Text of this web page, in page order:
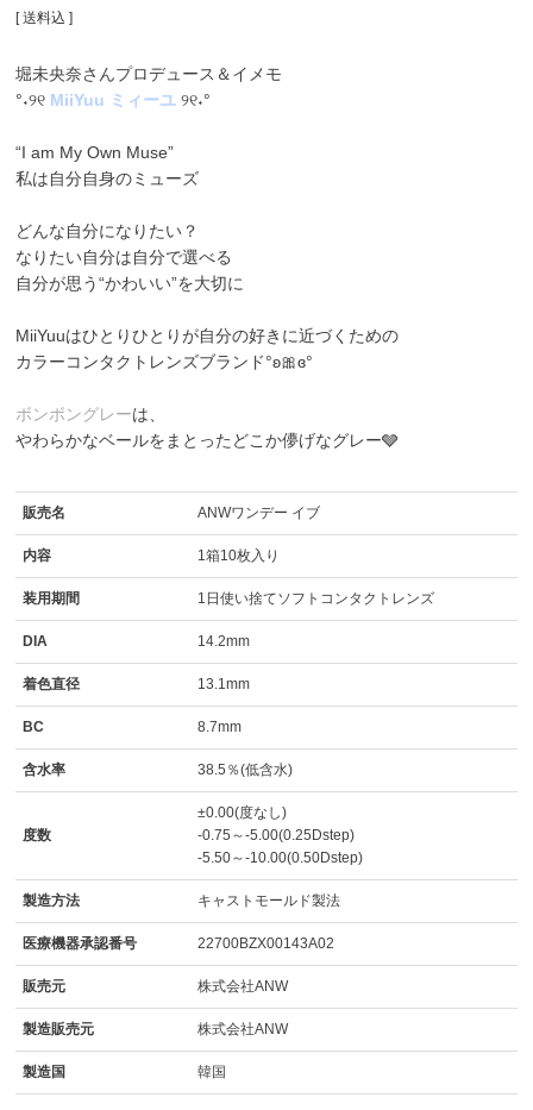
送料込
堀未央奈さんプロデュース＆イメモ
°˖୨୧ MiiYuu ミィーユ ୨୧˖°
“I am My Own Muse”
私は自分自身のミューズ
どんな自分になりたい？
なりたい自分は自分で選べる
自分が思う“かわいい”を大切に
MiiYuuはひとりひとりが自分の好きに近づくための
カラーコンタクトレンズブランド°ʚ🎀ɞ°
ボンボングレーは、
やわらかなベールをまとったどこか儚げなグレー🩶
販売名 ANWワンデー イブ
内容 1箱10枚入り
装用期間 1日使い捨てソフトコンタクトレンズ
DIA 14.2mm
着色直径 13.1mm
BC 8.7mm
含水率 38.5％(低含水)
度数
±0.00(度なし)
-0.75～-5.00(0.25Dstep)
-5.50～-10.00(0.50Dstep)
製造方法 キャストモールド製法
医療機器承認番号 22700BZX00143A02
販売元 株式会社ANW
製造販売元 株式会社ANW
製造国 韓国